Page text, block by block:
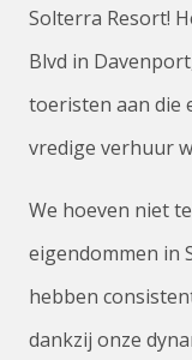
Solterra Resort!
Blvd in
toeristen aan die
vredige verhuur
We hoeven niet
eigendommen in
hebben
dankzij onze